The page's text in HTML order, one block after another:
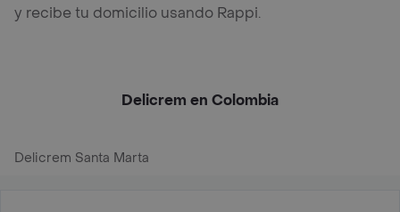
y recibe tu domicilio usando Rappi.
Delicrem en Colombia
Delicrem Santa Marta